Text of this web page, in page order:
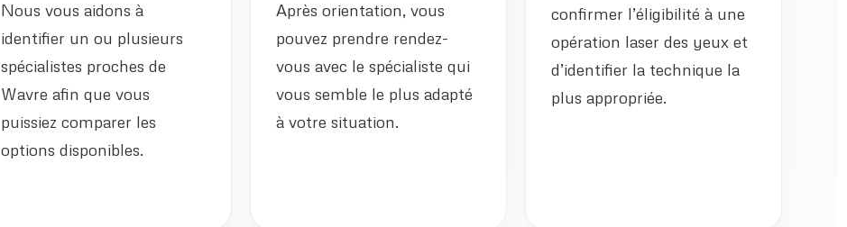
Nous vous aidons à
identifier un ou plusieurs
spécialistes proches de
Wavre afin que vous
puissiez comparer les
options disponibles.
Après orientation, vous
pouvez prendre rendez-
vous avec le spécialiste qui
vous semble le plus adapté
à votre situation.
confirmer l’éligibilité à une
opération laser des yeux et
d’identifier la technique la
plus appropriée.